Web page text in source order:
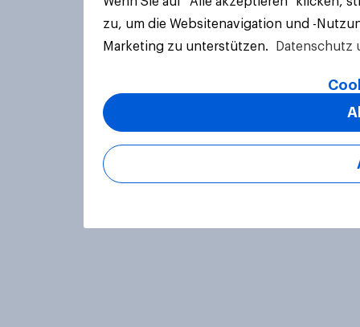
zu, um die Websitenavigation und -
Marketing zu unterstützen.
Datenschutz